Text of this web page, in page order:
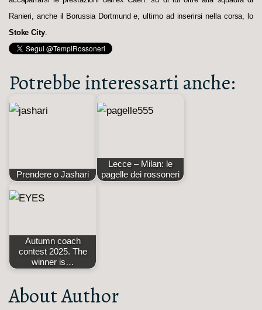
Ranieri, anche il Borussia Dortmund e, ultimo ad inserirsi nella corsa, lo
Stoke City.
Potrebbe interessarti anche:
Prendere o Jashari
Lecce – Milan: le
pagelle dei rossoneri
Autumn coach
contest 2025. The
winner is…
About Author